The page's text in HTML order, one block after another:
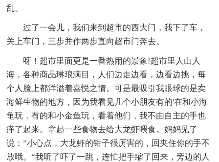
乱。
过了一会儿，我们来到超市的西大门，我下了车，
关上车门，三步并作两步直向超市门奔去。
呀！超市里面更是一番热闹的景象!超市里人山人
海，各种商品琳琅满目，人们边走边看，边看边挑，每
个人脸上都洋溢着喜悦之情。可是最吸引我眼球的是卖
海鲜生物的地方，因为我看见几个小朋友有的'在和小海
龟玩，有的和小金鱼玩，看着他们，我不由自主的手也
痒了起来。拿起一些食物去给大龙虾喂食。妈妈见了
说：”小心点，大龙虾的钳子很厉害的，回夹住你的手不
放哦。“我听了吓了一跳，连忙把手缩了回来，旁边的人